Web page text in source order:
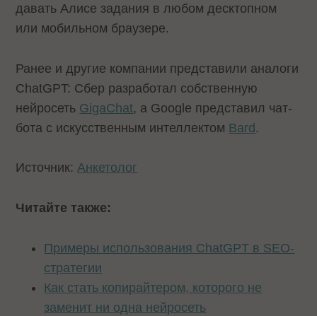
давать Алисе задания в любом десктопном
или мобильном браузере.
Ранее и другие компании представили аналоги
ChatGPT: Сбер разработал собственную
нейросеть GigaChat, а Google представил чат-
бота с искусственным интеллектом Bard.
Источник:Анкетолог
Читайте также:
Примеры использования ChatGPT в SEO-
стратегии
Как стать копирайтером, которого не
заменит ни одна нейросеть